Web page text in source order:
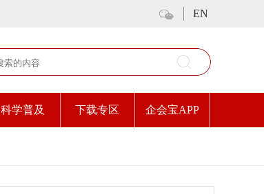
EN
科学普及 下载专区 企会宝APP